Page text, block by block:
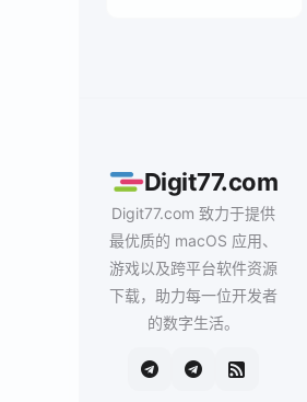
Digit77.com
Digit77.com 致力于提供
最优质的 macOS 应用、
游戏以及跨平台软件资源
下载，助力每一位开发者
的数字生活。